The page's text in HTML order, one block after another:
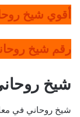
أقوي شيخ
رقم شيخ
شيخ
شيخ روحاني في